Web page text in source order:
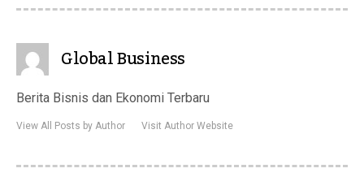
Global Business
Berita Bisnis dan Ekonomi Terbaru
View All Posts by Author Visit Author Website